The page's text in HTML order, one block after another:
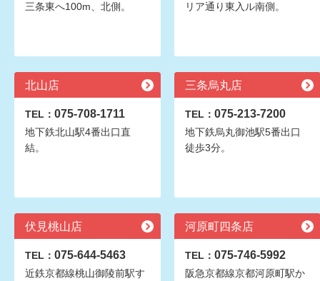
三条東へ100m、北側。
リア通り東入ル南側。
北山店
TEL： 075-708-1711
地下鉄北山駅4番出口直
結。
三条烏丸店
TEL： 075-213-7200
地下鉄烏丸御池駅5番出口
徒歩3分。
伏見桃山店
TEL： 075-644-5463
近鉄京都線桃山御陵前駅す
河原町四条店
TEL： 075-746-5992
阪急京都線京都河原町駅か